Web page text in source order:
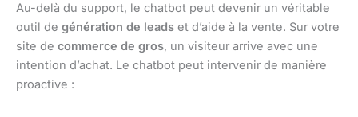
Au-delà du support, le chatbot peut devenir un véritable
outil de génération de leads et d’aide à la vente. Sur votre
site de commerce de gros, un visiteur arrive avec une
intention d’achat. Le chatbot peut intervenir de manière
proactive :